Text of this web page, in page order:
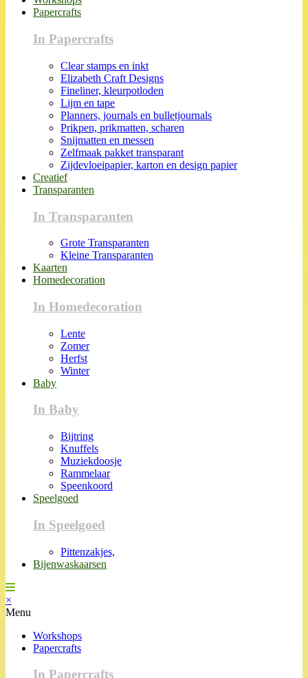
Papercrafts
In Papercrafts
Clear stamps en inkt
Elizabeth Craft Designs
Fineliner, kleurpotloden
Lijm en tape
Planners, journals en bulletjournals
Prikpen, prikmatten, scharen
Snijmatten en messen
Zelfmaak pakket transparant
Zijdevloeipapier, karton en design papier
Creatief
Transparanten
In Transparanten
Grote Transparanten
Kleine Transparanten
Kaarten
Homedecoration
In Homedecoration
Lente
Zomer
Herfst
Winter
Baby
In Baby
Bijtring
Knuffels
Muziekdoosje
Rammelaar
Speenkoord
Speelgoed
In Speelgoed
Pittenzakjes,
Bijenwaskaarsen
×
Menu
Workshops
Papercrafts
In Papercrafts